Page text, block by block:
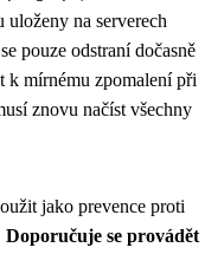
uloženy na serverech
pouze odstraní dočasně
k mírnému zpomalení při
znovu načíst všechny
jako prevence proti
Doporučuje se provádět